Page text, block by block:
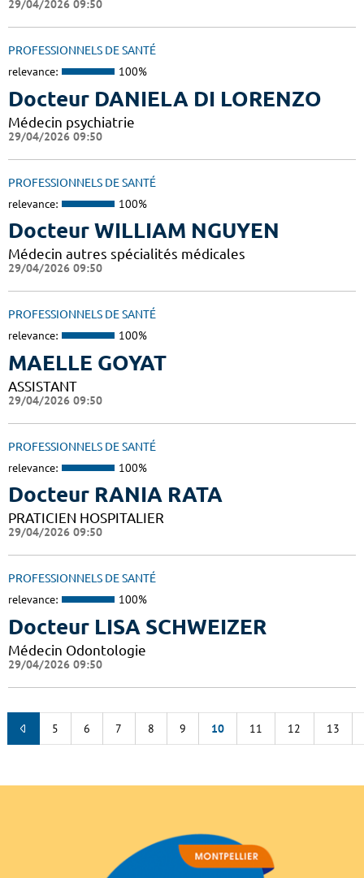
29/04/2026 09:50
PROFESSIONNELS DE SANTÉ
relevance: 100%
Docteur DANIELA DI LORENZO
Médecin psychiatrie
29/04/2026 09:50
PROFESSIONNELS DE SANTÉ
relevance: 100%
Docteur WILLIAM NGUYEN
Médecin autres spécialités médicales
29/04/2026 09:50
PROFESSIONNELS DE SANTÉ
relevance: 100%
MAELLE GOYAT
ASSISTANT
29/04/2026 09:50
PROFESSIONNELS DE SANTÉ
relevance: 100%
Docteur RANIA RATA
PRATICIEN HOSPITALIER
29/04/2026 09:50
PROFESSIONNELS DE SANTÉ
relevance: 100%
Docteur LISA SCHWEIZER
Médecin Odontologie
29/04/2026 09:50
5 6 7 8 9 10 11 12 13